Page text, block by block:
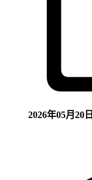
2026年05月20日